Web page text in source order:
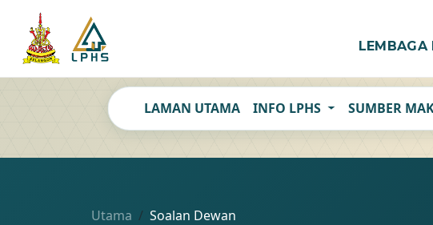
LEMBAGA
LAMAN UTAMA INFO LPHS SUMBER
Utama Soalan Dewan